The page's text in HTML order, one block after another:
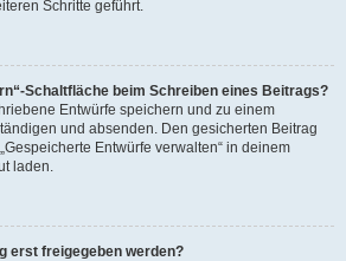
Schritte geführt.
Schaltfläche beim Schreiben eines Beitrags?
Entwürfe speichern und zu einem
und absenden. Den gesicherten Beitrag
Entwürfe verwalten“ in deinem
laden.
erst freigegeben werden?